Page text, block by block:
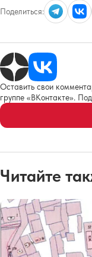
Поделиться:
Оставить свои
группе «ВКонтакте».
Читайте